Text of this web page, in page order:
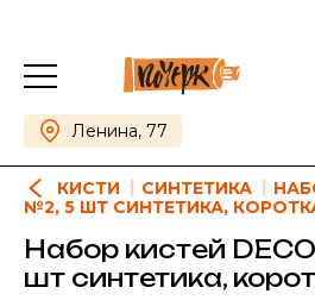
Ленина, 77
КИСТИ СИНТЕТИКА
№2, 5 ШТ СИНТЕТИКА,
Набор кистей
шт синтетика,